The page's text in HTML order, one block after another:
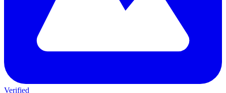
Verified